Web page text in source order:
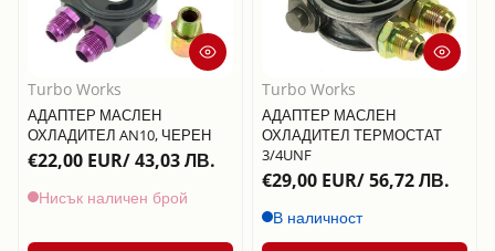
Turbo Works
АДАПТЕР МАСЛЕН
ОХЛАДИТЕЛ AN10, ЧЕРЕН
€22,00 EUR/ 43,03 ЛВ.
Нисък наличен брой
Turbo Works
АДАПТЕР МАСЛЕН
ОХЛАДИТЕЛ ТЕРМОСТАТ
3/4UNF
€29,00 EUR/ 56,72 ЛВ.
В наличност